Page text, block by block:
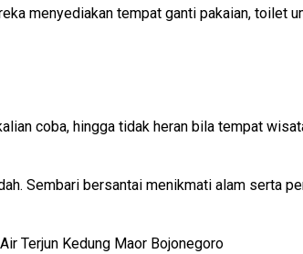
menyediakan tempat ganti pakaian, toilet
coba, hingga tidak heran bila tempat
Sembari bersantai menikmati alam serta